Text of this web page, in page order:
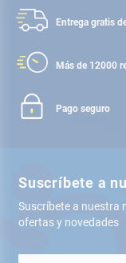
Entrega gratis
Más de 12000
Pago seguro
Suscríbete a
Suscríbete a nuestra
ofertas y novedades